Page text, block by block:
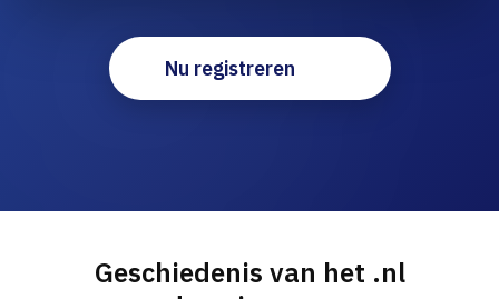
Nu registreren
Geschiedenis van het .nl